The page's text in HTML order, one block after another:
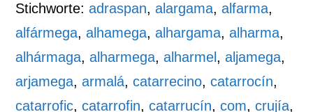
Stichworte:adraspan,alargama,alfarma,
alfármega,alhamega,alhargama,alharma,
alhármaga,alharmega,alharmel ,aljamega,
arjamega,armalá,catarrecino,catarrocín,
catarrofic,catarrofin,catarrucín,com,crujía,